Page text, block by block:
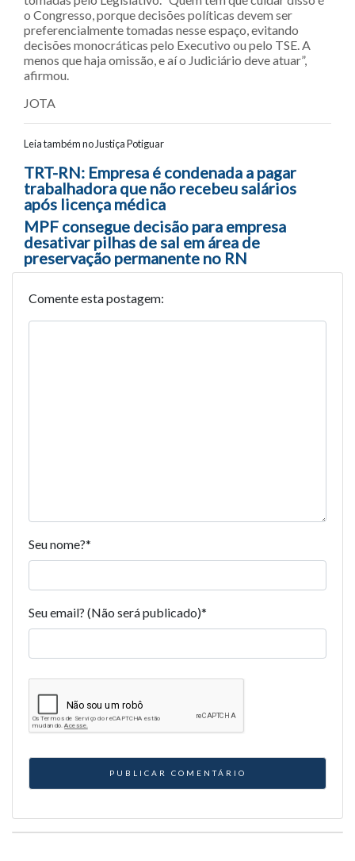
o Congresso, porque decisões políticas devem ser
preferencialmente tomadas nesse espaço, evitando
decisões monocráticas pelo Executivo ou pelo TSE. A
menos que haja omissão, e aí o Judiciário deve atuar”,
afirmou.
JOTA
Leia também no Justiça Potiguar
Navegação entre posts
TRT-RN: Empresa é condenada a pagar
trabalhadora que não recebeu salários
após licença médica
MPF consegue decisão para empresa
desativar pilhas de sal em área de
preservação permanente no RN
Comente esta postagem:
Seu nome?*
Seu email? (Não será publicado)*